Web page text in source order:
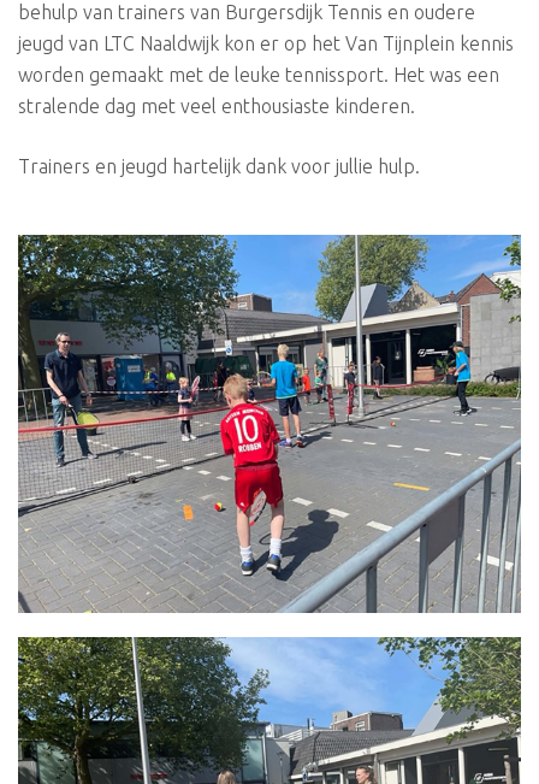
behulp van trainers van Burgersdijk Tennis en oudere
jeugd van LTC Naaldwijk kon er op het Van Tijnplein kennis
worden gemaakt met de leuke tennissport. Het was een
stralende dag met veel enthousiaste kinderen.
Trainers en jeugd hartelijk dank voor jullie hulp.